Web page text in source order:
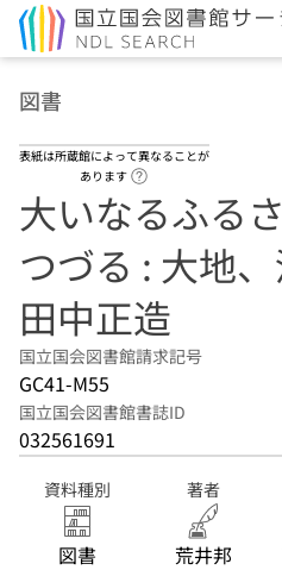
図書
表紙は所蔵館によって異なることが
あります
大いなるふる
つづる : 大地、
田中正造
国立国会図書館請求記号
GC41-M55
国立国会図書館書誌ID
032561691
資料種別
図書
著者
荒井邦